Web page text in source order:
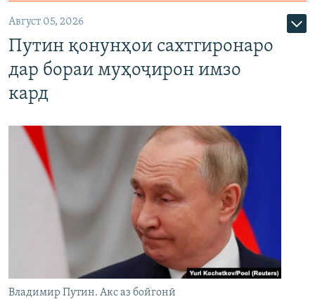
Август 05, 2026
Путин қонунҳои сахтгиронаро
дар бораи муҳоҷирон имзо
кард
Владимир Путин. Акс аз бойгонӣ